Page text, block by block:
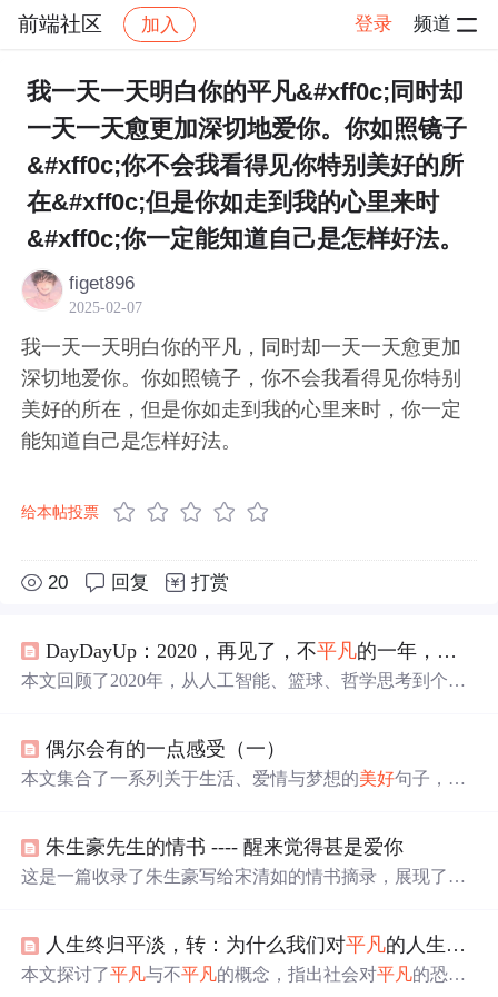
前端社区 加入 登录 频道
社区 前端社区 感慨 帖子详情
我一天一天明白你的平凡&#xff0c;同时却
一天一天愈更加深切地爱你。你如照镜子
&#xff0c;你不会我看得见你特别美好的所
在&#xff0c;但是你如走到我的心里来时
&#xff0c;你一定能知道自己是怎样好法。
figet896
2025-02-07
我一天一天明白你的平凡，同时却一天一天愈更加
深切地爱你。你如照镜子，你不会我看得见你特别
美好的所在，但是你如走到我的心里来时，你一定
能知道自己是怎样好法。
给本帖投票
20 回复 打赏
DayDayUp：2020，再见了，不平凡的一年，让我懂得了珍惜，让我
本文回顾了2020年，从人工智能、篮球、哲学思考到个人
工作的理解，强调自律与自信。
偶尔会有的一点感受（一）
本文集合了一系列关于生活、爱情与梦想的美好句子，从
讨了爱情的真谛、友情的珍贵以及个人成长的历程。
朱生豪先生的情书 ---- 醒来觉得甚是爱你
这是一篇收录了朱生豪写给宋清如的情书摘录，展现了他
字透露出对宋清如的崇拜、渴望相见的急切以及即使面对
分离也无法磨灭的爱意。这些情书表达了爱情中的甜蜜、
人生终归平淡，转：为什么我们对平凡的人生深怀恐惧
本文探讨了平凡与不平凡的概念，指出社会对平凡的恐惧